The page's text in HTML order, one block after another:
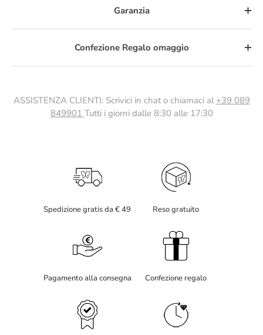
Garanzia
Confezione Regalo omaggio
ASSISTENZA CLIENTI: Scrivici in chat o chiamaci al +39 089
849901 Tutti i giorni dalle 8:30 alle 17:30
Spedizione gratis da € 49 Reso gratuito
Pagamento alla consegna Confezione regalo